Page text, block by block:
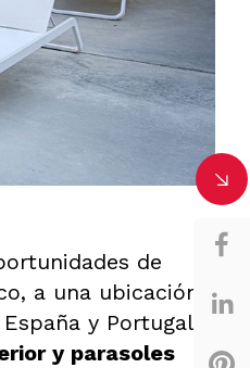
de
a una ubicación
y Portugal.
y parasoles